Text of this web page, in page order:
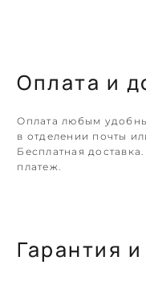
Оплата и
Оплата любым
в отделении почты
Бесплатная
платеж.
Гарантия